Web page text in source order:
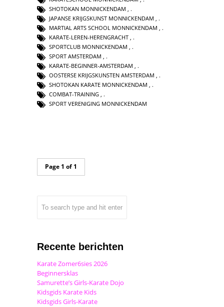
SHOTOKAN MONNICKENDAM
JAPANSE KRIJGSKUNST MONNICKENDAM
MARTIAL ARTS SCHOOL MONNICKENDAM
KARATE-LEREN-HERENGRACHT
SPORTCLUB MONNICKENDAM
SPORT AMSTERDAM ,
KARATE-BEGINNER-AMSTERDAM ,
OOSTERSE KRIJGSKUNSTEN AMSTERDAM ,
SHOTOKAN KARATE MONNICKENDAM ,
COMBAT-TRAINING ,
SPORT VERENIGING MONNICKENDAM
Page 1 of 1
Recente berichten
Karate Zomer6sies 2026
Beginnersklas
Samurette’s Girls-Karate Dojo
Kidsgids Karate Kids
Kidsgids Girls-Karate